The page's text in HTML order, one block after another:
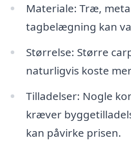
Materiale: Træ,
tagbelægning kan
Størrelse: Større
naturligvis koste
Tilladelser: Nogle
kræver
kan påvirke prisen.